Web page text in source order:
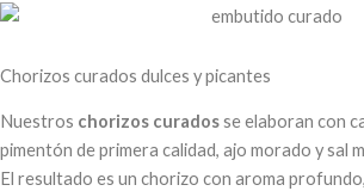
Chorizos curados dulces y picantes
Nuestros chorizos curadosse elaboran con
pimentón de primera calidad, ajo morado y sal
El resultado es un chorizo con aroma